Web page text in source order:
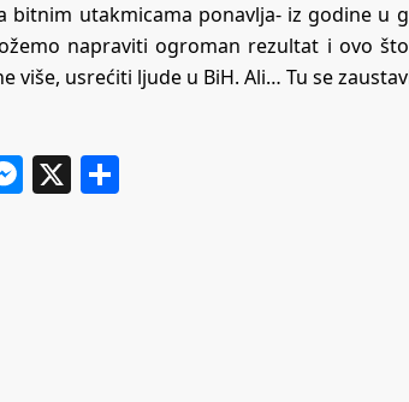
bitnim utakmicama ponavlja- iz godine u
napraviti ogroman rezultat i ovo
više, usrećiti ljude u BiH. Ali… Tu se
Messenger
X